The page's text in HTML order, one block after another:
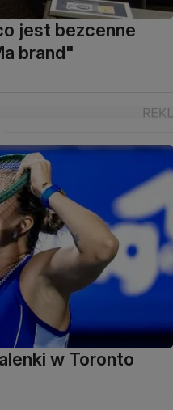
jest bezcenne
brand"
w Toronto